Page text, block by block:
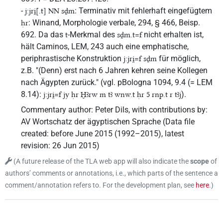
-j:jri̯[.t] NN sḏm: Terminativ mit fehlerhaft eingefügtem
ḥr: Winand, Morphologie verbale, 294, § 466, Beisp.
692. Da das t-Merkmal des sḏm.t=fnicht erhalten ist,
hält Caminos, LEM, 243 auch eine emphatische,
periphrastische Konstruktion j:jri̯=f sḏm für möglich,
z.B. "(Denn) erst nach 6 Jahren kehren seine Kollegen
nach Ägypten zurück." (vgl. pBologna 1094, 9.4 (= LEM
8.14): j:jri̯=f jy ḥr Ḫꜣrw m tꜣ wnw.t ḥr 5 rnp.t r tꜣj).
Commentary author: Peter Dils, with contributions by:
AV Wortschatz der ägyptischen Sprache (Data file
created: before June 2015 (1992–2015), latest
revision: 26 Jun 2015)
(A future release of the TLA web app will also indicate thescopeof
authors’ comments or annotations, i.e., which parts of the sentence a
comment/annotation refers to. For the development plan, see here.)